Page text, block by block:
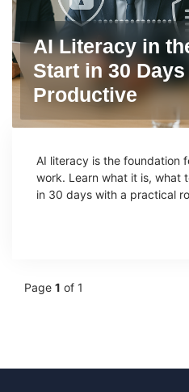
AI Literacy in
Start in 30
Productive
AI literacy is the foundation
work. Learn what it is, what
in 30 days with a practical
Page 1 of 1